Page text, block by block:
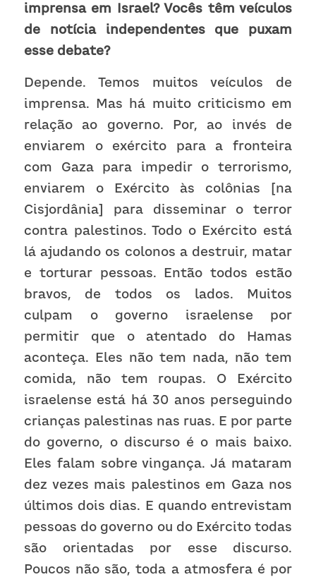
imprensa em Israel? Vocês têm veículos
de notícia independentes que puxam
esse debate?
Depende. Temos muitos veículos de
imprensa. Mas há muito criticismo em
relação ao governo. Por, ao invés de
enviarem o exército para a fronteira
com Gaza para impedir o terrorismo,
enviarem o Exército às colônias [na
Cisjordânia] para disseminar o terror
contra palestinos. Todo o Exército está
lá ajudando os colonos a destruir, matar
e torturar pessoas. Então todos estão
bravos, de todos os lados. Muitos
culpam o governo israelense por
permitir que o atentado do Hamas
aconteça. Eles não tem nada, não tem
comida, não tem roupas. O Exército
israelense está há 30 anos perseguindo
crianças palestinas nas ruas. E por parte
do governo, o discurso é o mais baixo.
Eles falam sobre vingança. Já mataram
dez vezes mais palestinos em Gaza nos
últimos dois dias. E quando entrevistam
pessoas do governo ou do Exército todas
são orientadas por esse discurso.
Poucos não são, toda a atmosfera é por